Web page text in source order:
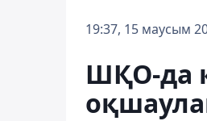
19:37, 15 маусым
ШҚО-да